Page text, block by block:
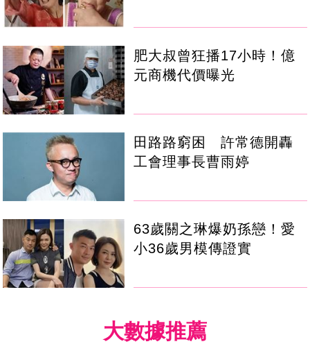
肥大叔曾狂播17小時！億
元商機代價曝光
田路路窮困 許常德開轟
工會理事長曹雨婷
63歲關之琳爆奶孫戀！愛
小36歲男模傳證實
大數據推薦